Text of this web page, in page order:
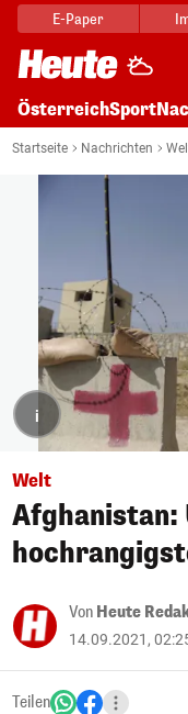
E-Paper
ÖsterreichSport
Startseite Nachrichten
i
Welt
Afghanistan:
Von Heute
14.09.2021,
Teilen